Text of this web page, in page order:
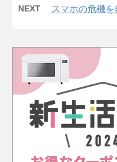
NEXT スマホの危機